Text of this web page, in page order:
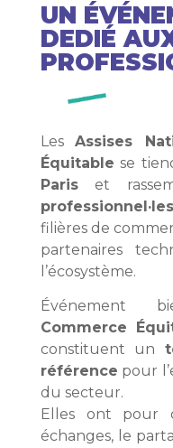
UN
DEDIÉ
LesAssises
Équitable se
Pariset
professionnel·les
filières de
partenaires
l’écosystème.
Événement
Commerce
constituent un
référence pour
du secteur.
Elles ont pour
échanges, le